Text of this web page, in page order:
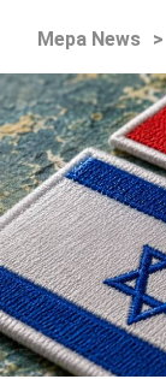
Mepa News >